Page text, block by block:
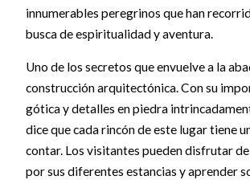
innumerables peregrinos que han
busca de espiritualidad y aventura.
Uno de los secretos que envuelve a la
construcción arquitectónica. Con su
gótica y detalles en piedra
dice que cada rincón de este lugar tiene
contar. Los visitantes pueden disfrutar
por sus diferentes estancias y aprender